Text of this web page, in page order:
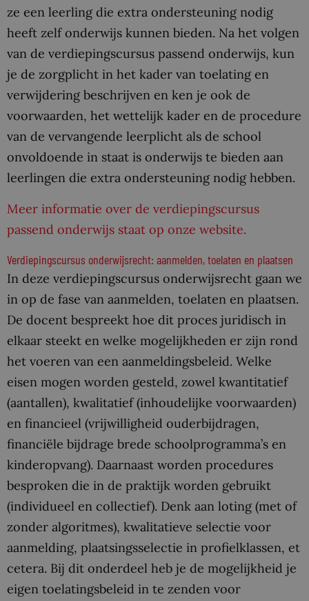
ze een leerling die extra ondersteuning nodig
heeft zelf onderwijs kunnen bieden. Na het volgen
van de verdiepingscursus passend onderwijs, kun
je de zorgplicht in het kader van toelating en
verwijdering beschrijven en ken je ook de
voorwaarden, het wettelijk kader en de procedure
van de vervangende leerplicht als de school
onvoldoende in staat is onderwijs te bieden aan
leerlingen die extra ondersteuning nodig hebben.
Meer informatie over de verdiepingscursus
passend onderwijs staat op onze website.
Verdiepingscursus onderwijsrecht: aanmelden, toelaten en plaatsen
In deze verdiepingscursus onderwijsrecht gaan we
in op de fase van aanmelden, toelaten en plaatsen.
De docent bespreekt hoe dit proces juridisch in
elkaar steekt en welke mogelijkheden er zijn rond
het voeren van een aanmeldingsbeleid. Welke
eisen mogen worden gesteld, zowel kwantitatief
(aantallen), kwalitatief (inhoudelijke voorwaarden)
en financieel (vrijwilligheid ouderbijdragen,
financiële bijdrage brede schoolprogramma’s en
kinderopvang). Daarnaast worden procedures
besproken die in de praktijk worden gebruikt
(individueel en collectief). Denk aan loting (met of
zonder algoritmes), kwalitatieve selectie voor
aanmelding, plaatsingsselectie in profielklassen, et
cetera. Bij dit onderdeel heb je de mogelijkheid je
eigen toelatingsbeleid in te zenden voor